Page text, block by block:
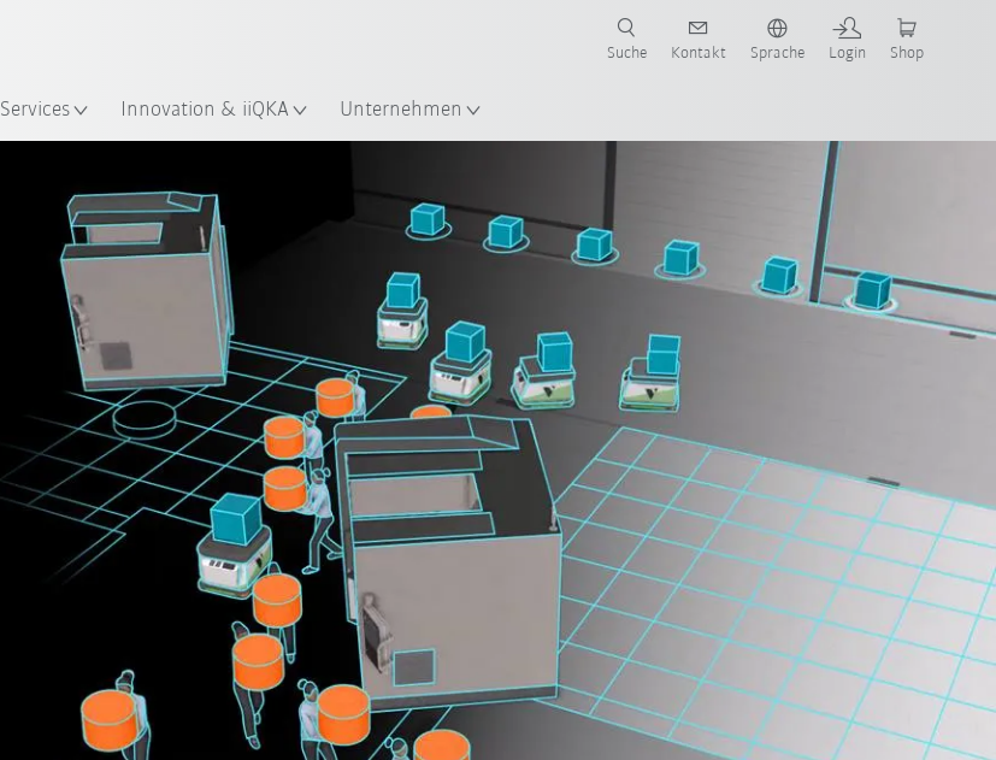
Services Innovation & iiQKA Unternehmen
Suche Kontakt Sprache Login Shop